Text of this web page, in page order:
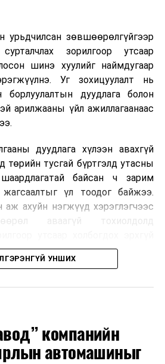
урьдчилсан зөвшөөрөлгүйгээр
зорилгоор утсаар
шинэ хуулийг наймдугаар
Уг зохицуулалт нь
борлуулалтын дуудлага болон
арилжааны үйл ажиллагаанаас
дуудлага хүлээн авахгүй
төрийн тусгай бүртгэлд утасны
байсан ч зарим
үл тоодог байжээ.
аж ахуйн нэгжүүд хэрэглэгчээс
аваагүй тохиолдолд
хүссэн үедээ цуцлах
тооцоолсноор тус улсын
орчим нь долоо хоног бүр
сурталчилгааны дуудлага
олон хүн үүнээс ч олон
байна. Хэрэглэгчийн эрхийг
УНШИХ
компанийн
автомашиныг